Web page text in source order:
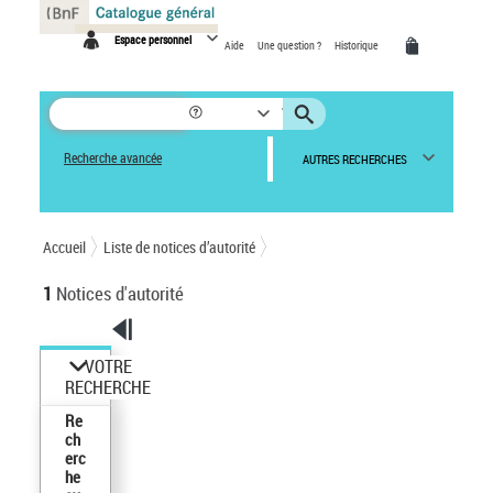
Espace personnel Aide Une question ? Historique
Recherche avancée AUTRES RECHERCHES
Accueil Liste de notices d’autorité
1 Notices d'autorité
VOTRE
RECHERCHE
Re
ch
erc
he
Panneau de gestion des cookies